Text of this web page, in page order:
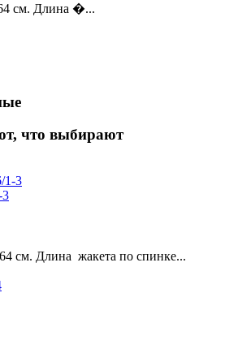
см. Длина �...
что выбирают
3
см. Длина жакета по спинке...